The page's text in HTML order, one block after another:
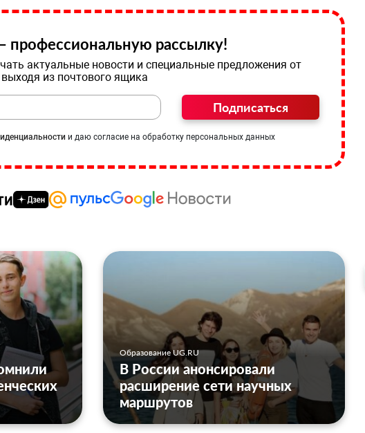
профессиональную рассылку!
актуальные новости и специальные предложения от
из почтового ящика
Подписаться
и даю согласие на обработку персональных данных
Образование UG.RU
В России анонсировали
расширение сети научных
маршрутов